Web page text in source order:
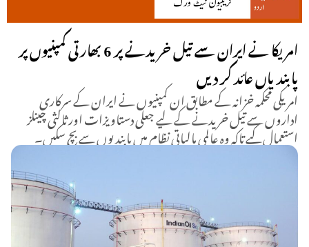
امریکا نے ایران سے تیل خریدنے پر 6 بھارتی کمپنیوں پر
پابندیاں عائد کر دیں
امریکی محکمہ خزانہ کے مطابق ان کمپنیوں نے ایران کے سرکاری
اداروں سے تیل خریدنے کے لیے جعلی دستاویزات اور ثالثی چینلز
استعمال کیے تاکہ وہ عالمی مالیاتی نظام میں پابندیوں سے بچ سکیں۔